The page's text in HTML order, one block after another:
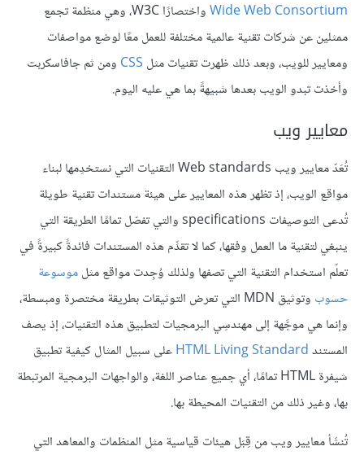
Wide Web Consortium
واختصارًا W3C، وهي منظمة تجمع
ممثلين عن شركات تقنية عالمية مختلفة للعمل معًا لوضع مواصفات
ومعايير للويب، وبعد ذلك ظهرت تقنيات مثل CSS ومن ثم جافاسكربت
وأخذت تبدو الويب بعدها شبيهةً بما هي عليه اليوم.
معايير ويب
تُعَدّ معايير ويب Web standards التقنيات التي نستخدِمها لبناء
مواقع الويب، إذ تظهر هذه المعايير على هيئة مستندات تقنية طويلة
تُدعى التوصيفات specifications والتي تفصّل تمامًا الطريقة التي
ينبغي لتقنية ما العمل وفقها، كما لا تقدِّم هذه المستندات فائدةً كبيرةً في
تعلّم استخدام التقنية التي تصفها ولذلك وُجِدت مواقع مثلموسوعة
حسوب
وتوثيق MDN التي تعرض التوثيقات بطريقة مختصرة ومبسطة،
وإنما هي موجَّهة إلى مهندسِي البرمجيات لتطبيق هذه التقنيات، إذ يصف
المستندHTML Living Standardعلى سبيل المثال كيفية تطبيق
شيفرة HTML تمامًا، أي جميع عناصر اللغة، والواجهات البرمجية المرتبطة
بها، وغير ذلك من التقنيات المحيطة بها.
تُنشَأ معايير ويب من قِبَل هيئات قياسية مثل المنظمات والمعاهد التي